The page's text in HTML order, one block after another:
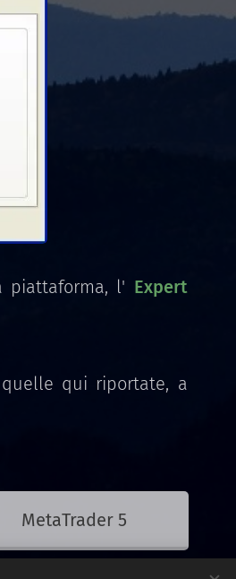
piattaforma, l' Expert
qui riportate, a
MetaTrader 5